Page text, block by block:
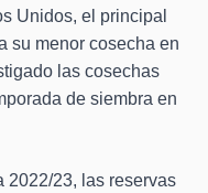
Unidos, el principal
su menor cosecha en
las cosechas
de siembra en
2022/23, las reservas